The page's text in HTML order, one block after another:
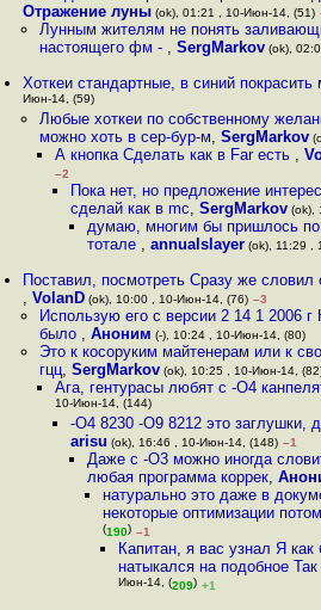
Отражение луны (ok), 01:21 , 10-Июн-14, (51)
Лунным жителям не понять
настоящего фм - , SergMarkov(ok),
Хоткеи стандартные, в синий покрасить
Июн-14, (59)
Любые хоткеи по собственному
можно хоть в сер-бур-м, SergMarkov
А кнопка Сделать как в Far есть ,
–2
Пока нет, но предложение
сделай как в mc,SergMarkov (ok),
думаю, многим бы пришлось
тотале , annualslayer(ok), 11:29 ,
Поставил, посмотреть Сразу же словил
,VolanD (ok), 10:00 , 10-Июн-14, (76) –3
Использую его с версии 2 14 1 2006 г
было , Аноним (-), 10:24 , 10-Июн-14, (80)
Это к косоруким майтенерам или к
гцц, SergMarkov(ok), 10:25 , 10-Июн-14,
Ага, гентурасы любят с -O4
10-Июн-14, (144)
-O4 8230 -O9 8212 это заглушки,
arisu (ok), 16:46 , 10-Июн-14, (148) –1
Даже с -O3 можно иногда
любая программа коррек,
натурально это даже в
некоторые оптимизации
(190) –1
Капитан, я вас узнал Я
натыкался на подобное Так
Июн-14, (209) +1